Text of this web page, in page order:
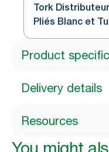
Tork
Pliés Blanc et
Product
Delivery details
Resources
You might